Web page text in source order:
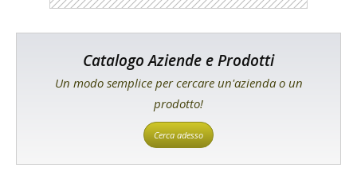
Catalogo Aziende e Prodotti
Un modo semplice per cercare un'azienda o un
prodotto!
Cerca adesso